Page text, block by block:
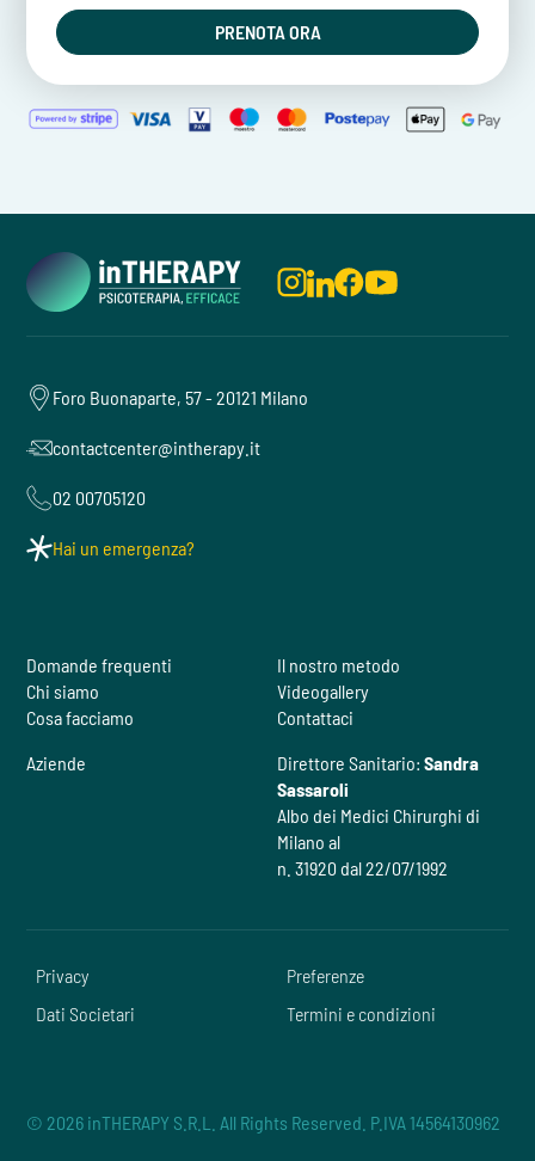
PRENOTA ORA
Foro Buonaparte, 57 - 20121 Milano
contactcenter@intherapy.it
02 00705120
Hai un emergenza?
Domande frequenti
Chi siamo
Cosa facciamo
Il nostro metodo
Videogallery
Contattaci
Aziende
Direttore Sanitario: Sandra
Sassaroli
Albo dei Medici Chirurghi di
Milano al
n. 31920 dal 22/07/1992
Privacy
Preferenze
Dati Societari
Termini e condizioni
© 2026 inTHERAPY S.R.L. All Rights Reserved. P.IVA 14564130962